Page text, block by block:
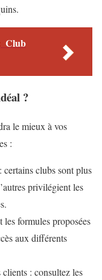
Club
?
le mieux à vos
:
certains clubs sont plus
privilégient les
les formules proposées
aux différents
: consultez les